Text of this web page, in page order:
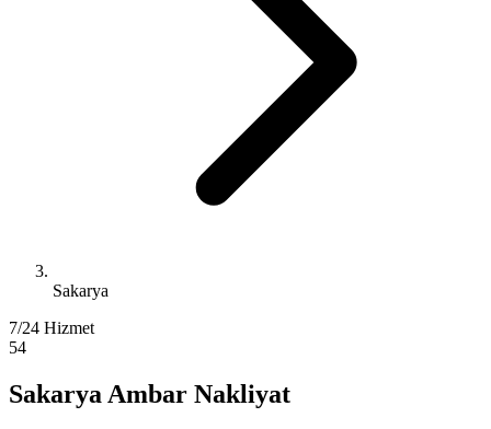
Sakarya
7/24 Hizmet
54
Sakarya Ambar Nakliyat